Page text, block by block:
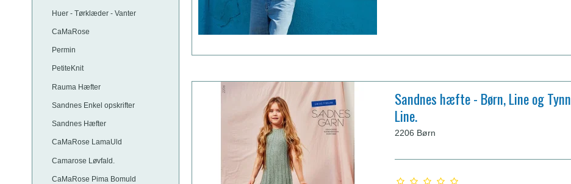
Huer - Tørklæder - Vanter
CaMaRose
Permin
PetiteKnit
Rauma Hæfter
Sandnes Enkel opskrifter
Sandnes Hæfter
CaMaRose LamaUld
Camarose Løvfald.
CaMaRose Pima Bomuld
Sandnes hæfte - Børn, Line og Tynn
Line.
2206 Børn